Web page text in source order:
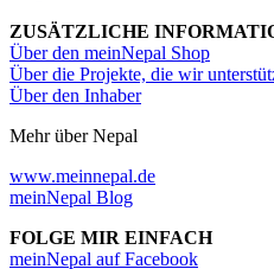
ZUSÄTZLICHE
Über den meinNepal Shop
Über die Projekte, die wir
Über den Inhaber
Mehr über Nepal
www.meinnepal.de
meinNepal Blog
FOLGE MIR EINFACH
meinNepal auf Facebook